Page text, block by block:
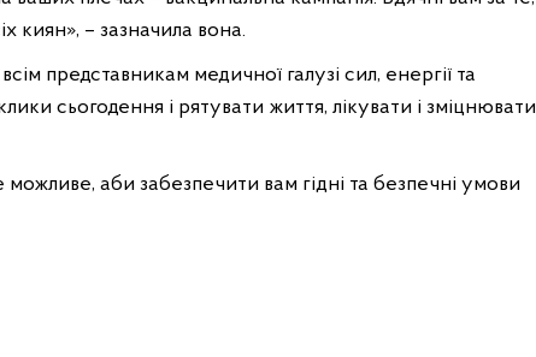
киян», – зазначила вона.
представникам медичної галузі сил, енергії та
сьогодення і рятувати життя, лікувати і зміцнювати
аби забезпечити вам гідні та безпечні умови